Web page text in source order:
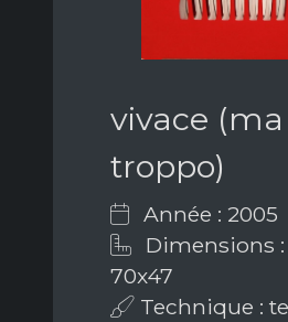
vivace
troppo)
Année : 2005
Dimensions
70x47
Technique :